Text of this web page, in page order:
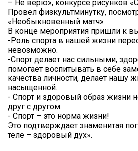
– Не верю», конкурсе рисунков
Провел физкультминутку,
«Необыкновенный матч»
В конце мероприятия пришли к
-Роль спорта в нашей жизни
невозможно.
-Спорт делает нас сильными,
помогает воспитывать в себе
качества личности, делает нашу
насыщенной.
- Спорт и здоровый образ жизни
друг с другом.
- Спорт – это норма жизни!
Это подтверждает знаменитая
теле – здоровый дух».